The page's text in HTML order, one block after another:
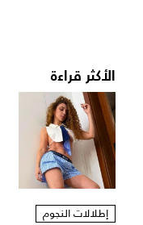
الأكثر قراءة
إطلالات النجوم